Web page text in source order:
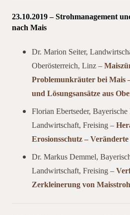
23.10.2019 – Strohmanagement
nach Mais
Dr. Marion Seiter,
Oberösterreich, Linz –
Problemunkräuter bei Mais
und Lösungsansätze aus
Florian Ebertseder,
Landwirtschaft, Freising –
Erosionsschutz –
Dr. Markus Demmel,
Landwirtschaft, Freising –
Zerkleinerung von